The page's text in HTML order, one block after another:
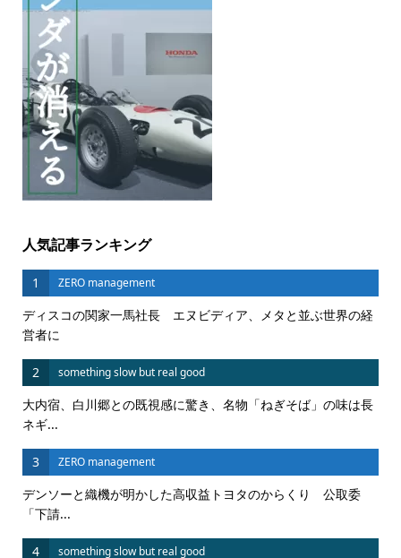
人気記事ランキング
1 ZERO management
ディスコの関家一馬社長 エヌビディア、メタと並ぶ世界の経
営者に
2 something slow but real good
大内宿、白川郷との既視感に驚き、名物「ねぎそば」の味は長
ネギ...
3 ZERO management
デンソーと織機が明かした高収益トヨタのからくり 公取委
「下請...
4 something slow but real good